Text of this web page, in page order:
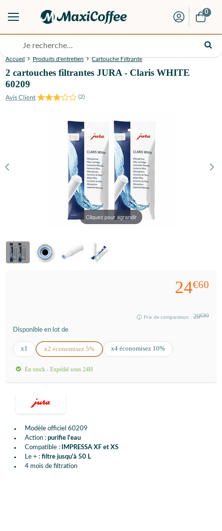
0
Accueil Produits d'entretien Cartouche Filtrante
2 cartouches filtrantes JURA - Claris WHITE
60209
(2)
Cliquez pour agrandir
Modèle officiel 60209
Action : purifie l'eau
Compatible :
IMPRESSA XF et XS
Le + : filtre jusqu'à 50 L
4 mois de filtration
24€60
Prix de comparaison : 29€80
Disponible en lot de
x1 x2 économisez 5% x4 économisez 10%
En stock - Expédié sous 24H